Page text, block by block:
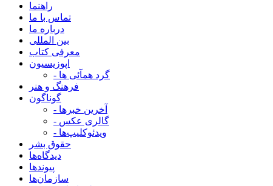
راهنما
تماس با ما
درباره ما
بین المللی
معرفی کتاب
اپوزیسیون
- گرد همآئی ها
فرهنگ و هنر
گوناگون
- آخرین خبرها
- گالری عکس
- ویدئوکلیپ‌ها
حقوق بشر
دیدگاه‌ها
پیوندها
سازمان‌ها